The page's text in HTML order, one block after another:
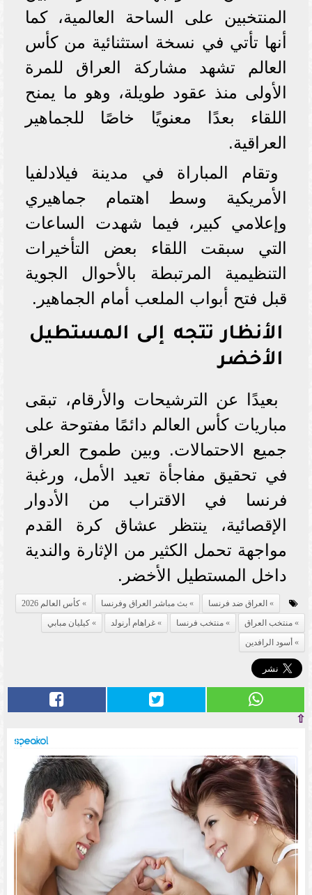
المنتخبين على الساحة العالمية، كما
أنها تأتي في نسخة استثنائية من كأس
العالم تشهد مشاركة العراق للمرة
الأولى منذ عقود طويلة، وهو ما يمنح
اللقاء بعدًا معنويًا خاصًا للجماهير
العراقية.
وتقام المباراة في مدينة فيلادلفيا
الأمريكية وسط اهتمام جماهيري
وإعلامي كبير، فيما شهدت الساعات
التي سبقت اللقاء بعض التأخيرات
التنظيمية المرتبطة بالأحوال الجوية
قبل فتح أبواب الملعب أمام الجماهير.
الأنظار تتجه إلى المستطيل
الأخضر
بعيدًا عن الترشيحات والأرقام، تبقى
مباريات كأس العالم دائمًا مفتوحة على
جميع الاحتمالات. وبين طموح العراق
في تحقيق مفاجأة تعيد الأمل، ورغبة
فرنسا في الاقتراب من الأدوار
الإقصائية، ينتظر عشاق كرة القدم
مواجهة تحمل الكثير من الإثارة والندية
داخل المستطيل الأخضر.
العراق ضد فرنسا بث مباشر العراق وفرنسا
كأس العالم 2026
منتخب العراق
منتخب فرنسا غراهام أرنولد
كيليان مبابي
أسود الرافدين
⇧